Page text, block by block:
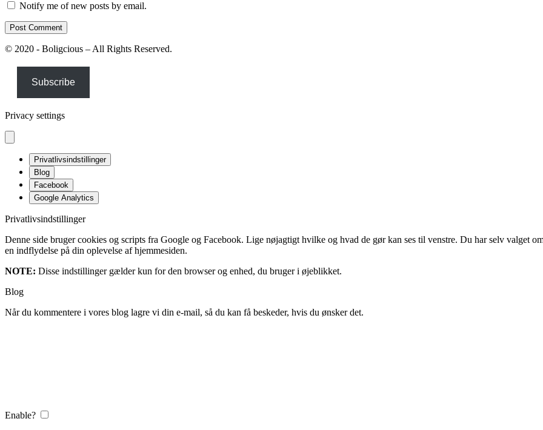
Notify me of new posts by email.
© 2020 - Boligcious – All Rights Reserved.
Subscribe
Privacy settings
Privatlivsindstillinger
Blog
Facebook
Google Analytics
Privatlivsindstillinger
Denne side bruger cookies og scripts fra Google og Facebook. Lige nøjagtigt hvilke og hvad de gør kan ses til venstre. Du har selv valget
en indflydelse på din oplevelse af hjemmesiden.
NOTE: Disse indstillinger gælder kun for den browser og enhed, du bruger i øjeblikket.
Blog
Når du kommentere i vores blog lagre vi din e-mail, så du kan få beskeder, hvis du ønsker det.
Enable?